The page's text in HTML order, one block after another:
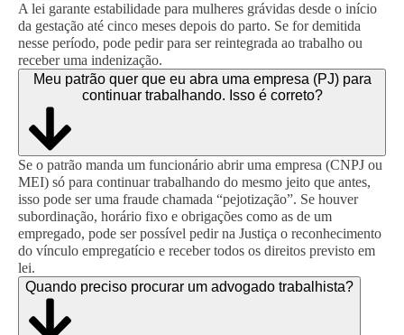
A lei garante estabilidade para mulheres grávidas desde o início
da gestação até cinco meses depois do parto. Se for demitida
nesse período, pode pedir para ser reintegrada ao trabalho ou
receber uma indenização.
Meu patrão quer que eu abra uma empresa (PJ) para
continuar trabalhando. Isso é correto?
Se o patrão manda um funcionário abrir uma empresa (CNPJ ou
MEI) só para continuar trabalhando do mesmo jeito que antes,
isso pode ser uma fraude chamada “pejotização”. Se houver
subordinação, horário fixo e obrigações como as de um
empregado, pode ser possível pedir na Justiça o reconhecimento
do vínculo empregatício e receber todos os direitos previsto em
lei.
Quando preciso procurar um advogado trabalhista?